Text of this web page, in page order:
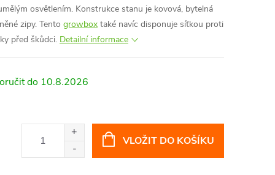
osvětlením. Konstrukce stanu je kovová, bytelná
zipy. Tento growbox také navíc disponuje síťkou proti
před škůdci. Detailní informace
10.8.2026
VLOŽIT DO KOŠÍKU